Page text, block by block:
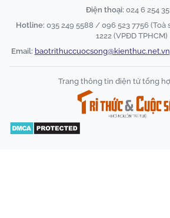
Điện thoại: 024 6 254
Hotline: 035 249 5588 / 096 523 7756 (Toà
1222 (VPĐD TPHCM)
Email: baotrithuccuocsong@kienthuc.net.vn
Trang thông tin điện tử tổng